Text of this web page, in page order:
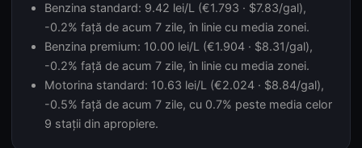
Benzina standard: 9.42 lei/L (€1.793 · $7.83/gal),
-0.2% față de acum 7 zile, în linie cu media zonei.
Benzina premium: 10.00 lei/L (€1.904 · $8.31/gal),
-0.2% față de acum 7 zile, în linie cu media zonei.
Motorina standard: 10.63 lei/L (€2.024 · $8.84/gal),
-0.5% față de acum 7 zile, cu 0.7% peste media celor
9 stații din apropiere.